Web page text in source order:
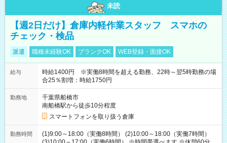
未読
【週2日だけ】倉庫内軽作業スタッフ スマホの
チェック・検品
派遣 職種未経験OK ブランクOK WEB登録・面接OK
給与
時給1400円 ※実働8時間を超える勤務、22時～翌5時勤務の場
合25％割増：時給1750円
勤務地
千葉県船橋市
南船橋駅から徒歩10分程度
スマートフォンを取り扱う倉庫
勤務時間
(1)9:00～18:00（実働8時間） (2)10:00～18:00（実働7時間）